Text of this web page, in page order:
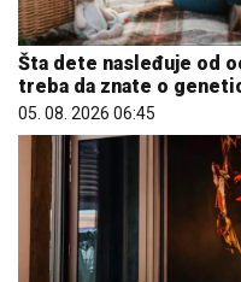
Šta dete nasleđuje od
treba da znate o
05. 08. 2026 06:45